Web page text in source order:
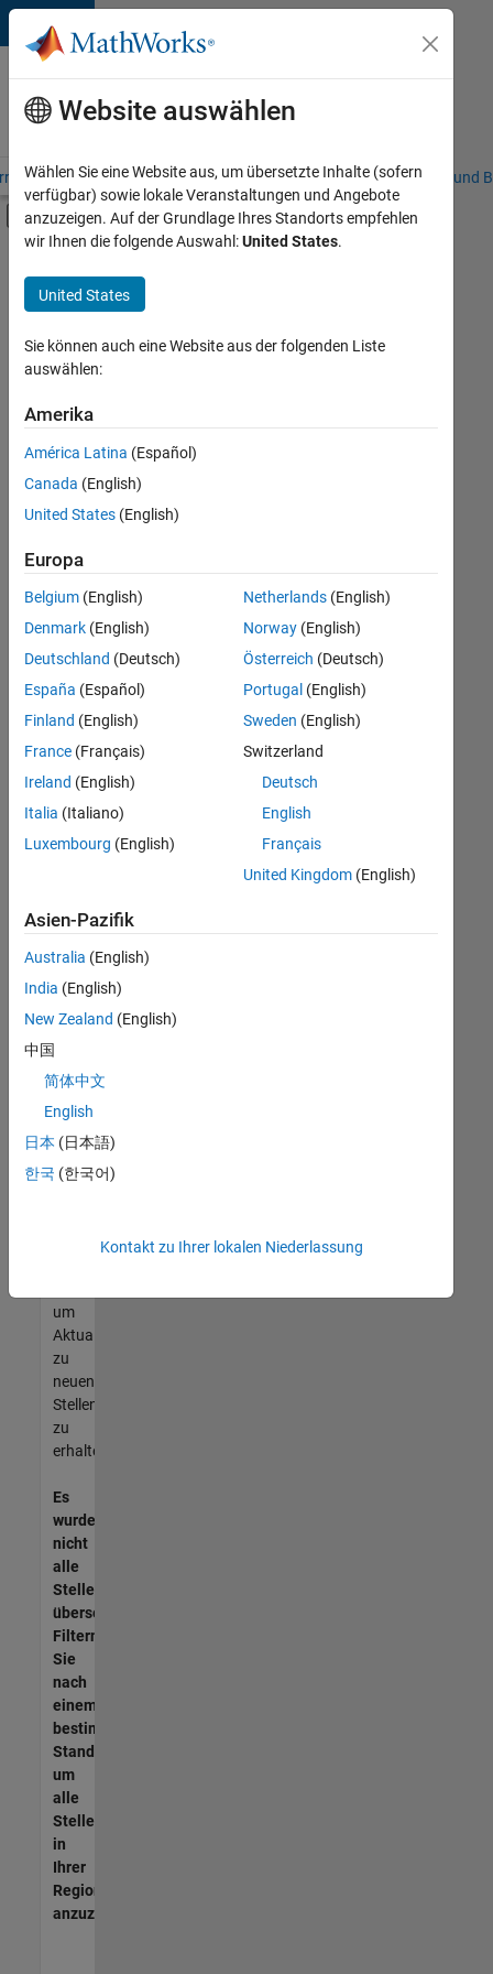
Weiter zum Inhalt
Karriere
bei
MathWorks
– Übersicht Stellensuche Niederlassungen Studierende und
Umschaltung für Off-Canvas-
Hauptinhalt
Business Applications and Tools
Information Technology
Program Management
Quality Engineering
Release Engineering
+4
Derzeit
es
keine
offenen
Stellen,
Ihren
Suchkriterien
entsprechen.
können
die
Suchkriterien
weiter
fassen
oder
alle
Stellenangebote
anzeigen .
noch
keine
offenen
Stellen
können,
die
Ihren
entsprechen,
werden
unseres
um
Aktualisierungen
zu
neuen
Stellenangeboten
zu
erhalten.
Es
wurden
nicht
alle
Stellen
übersetzt.
Filtern
Sie
nach
einem
bestimmten
Standort,
um
alle
Stellenangebote
in
Ihrer
Region
anzuzeigen.
Website auswählen
Wählen Sie eine Website aus, um übersetzte Inhalte (sofern
verfügbar) sowie lokale Veranstaltungen und Angebote
anzuzeigen. Auf der Grundlage Ihres Standorts empfehlen
wir Ihnen die folgende Auswahl:United States.
United States
Sie können auch eine Website aus der folgenden Liste
auswählen:
Amerika
América Latina (Español)
Canada (English)
United States (English)
Europa
Belgium (English)
Denmark (English)
Deutschland (Deutsch)
España (Español)
Finland (English)
France (Français)
Ireland (English)
Italia (Italiano)
Luxembourg (English)
Netherlands(English)
Norway(English)
Österreich (Deutsch)
Portugal (English)
Sweden (English)
Switzerland
Deutsch
English
Français
United Kingdom(English)
Asien-Pazifik
Australia (English)
India (English)
New Zealand (English)
中国
简体中文
English
日本 (日本語)
한국 (한국어)
Kontakt zu Ihrer lokalen Niederlassung